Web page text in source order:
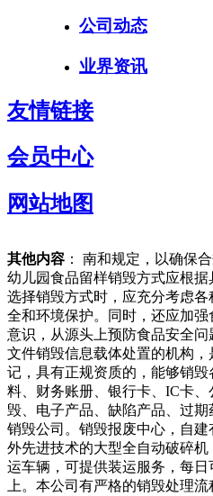
公司动态
业界资讯
友情链接
会员中心
网站地图
其他内容 ： 南和规定，以确保
幼儿园食品留样销毁方式应根
选择销毁方式时，应充分考虑
全和环境保护。同时，还应加
意识，从源头上预防食品安全
文件销毁信息载体处置的机构
记，具有正规资质的，能够销
料、财务账册、银行卡、IC卡
毁、电子产品、缺陷产品、过
销毁公司。销毁报废中心，自
外先进技术的大型全自动破碎
运车辆，可提供装运服务，每
上。本公司有严格的销毁处理